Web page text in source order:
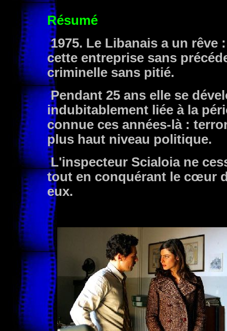
Résumé
1975. Le Libanais a un rêve
cette entreprise sans
criminelle sans pitié.
Pendant 25 ans elle se
indubitablement liée à la
connue ces années-là :
plus haut niveau politique.
L'inspecteur Scialoia ne
tout en conquérant le cœur
eux.